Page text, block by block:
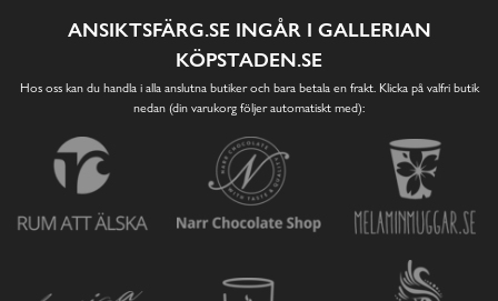
ANSIKTSFÄRG.SE INGÅR I GALLERIAN
KÖPSTADEN.SE
Hos oss kan du handla i alla anslutna butiker och bara betala en frakt. Klicka på valfri butik
nedan (din varukorg följer automatiskt med):